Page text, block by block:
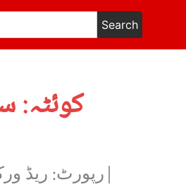
Search
کوئٹہ:
|رپورٹ: ریڈ